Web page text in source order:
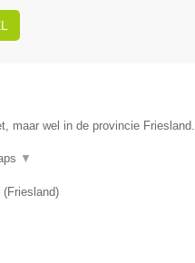
maar wel in de provincie Friesland.
▼
(Friesland)